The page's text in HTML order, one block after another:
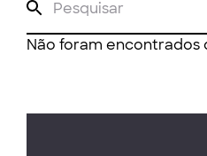
Não foram encontrados